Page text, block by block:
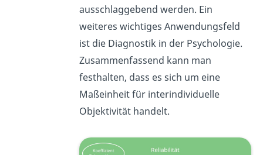
ausschlaggebend werden. Ein
weiteres wichtiges Anwendungsfeld
ist die Diagnostik in der Psychologie.
Zusammenfassend kann man
festhalten, dass es sich um eine
Maßeinheit für interindividuelle
Objektivität handelt.